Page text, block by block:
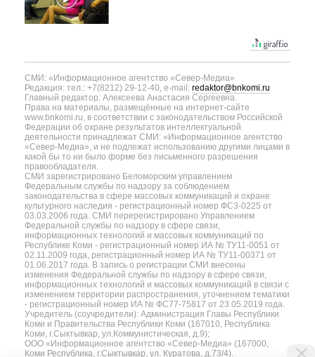
СМИ: «Информационное агентство «Север-Медиа»
Редакция: тел.: +7(8212) 29-12-40, e-mail: redaktor@bnkomi.ru
Главный редактор: Алексеева Анастасия Сергеевна.
Права на материалы, размещённые на интернет-сайте
www.bnkomi.ru, в соответствии с законодательством Российской
Федерации об охране результатов интеллектуальной
деятельности принадлежат СМИ: «Информационное агентство
«Север-Медиа», и не подлежат использованию другими лицами в
какой бы то ни было форме без письменного разрешения
правообладателя.
СМИ зарегистрировано Беломорским управлением
Федеральным службы по надзору за соблюдением
законодательства в сфере массовых коммуникаций и охране
культурного наследия - регистрационный номер ФС3-0225 от
03.03.2006 года. СМИ перерегистрировано Управлением
Федеральной службы по надзору в сфере связи,
информационных технологий и массовых коммуникаций по
Республике Коми - регистрационный номер ИА № ТУ11-0051 от
02.11.2009 года, регистрационный номер ИА № ТУ11-00371 от
01.06.2017 года. В запись о регистрации СМИ внесены
изменения Федеральной службы по надзору в сфере связи,
информационных технологий и массовых коммуникаций в связи с
изменением территории распространения, уточнением тематики
- регистрационный номер ИА № ФС77-75817 от 23.05.2019 года.
Учредитель (соучредители): Администрация Главы Республики
Коми и Правительства Республики Коми (167010, Республика
Коми, г.Сыктывкар, ул.Коммунистическая, д.9);
ООО «Информационное агентство «Север-Медиа» (167000,
Коми Республика, г.Сыктывкар, ул. Куратова, д.73/4).